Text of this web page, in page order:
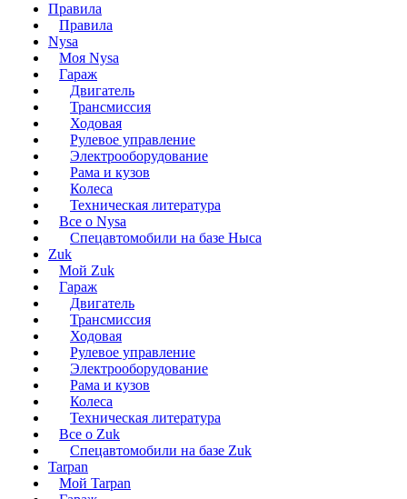
Правила
Правила
Nysa
Моя Nysa
Гараж
Двигатель
Трансмиссия
Ходовая
Рулевое управление
Электрооборудование
Рама и кузов
Колеса
Техническая литература
Все о Nysa
Спецавтомобили на базе Ныса
Zuk
Мой Zuk
Гараж
Двигатель
Трансмиссия
Ходовая
Рулевое управление
Электрооборудование
Рама и кузов
Колеса
Техническая литература
Все о Zuk
Спецавтомобили на базе Zuk
Tarpan
Мой Tarpan